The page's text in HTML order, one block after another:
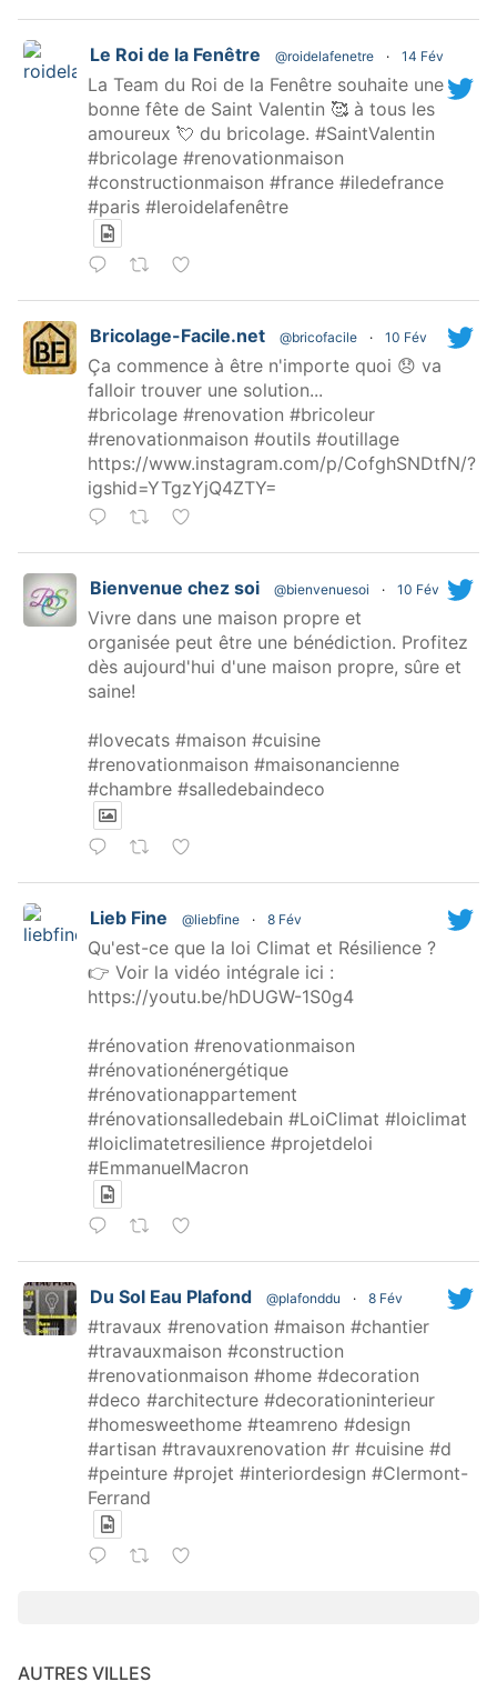
Le Roi de la Fenêtre @roidelafenetre · 14 Fév
La Team du Roi de la Fenêtre souhaite une
bonne fête de Saint Valentin 🥰 à tous les
amoureux 💘 du bricolage. #SaintValentin
#bricolage #renovationmaison
#constructionmaison #france #iledefrance
#paris #leroidelafenêtre
Bricolage-Facile.net @bricofacile · 10 Fév
Ça commence à être n'importe quoi 😞 va
falloir trouver une solution...
#bricolage #renovation #bricoleur
#renovationmaison #outils #outillage
https://www.instagram.com/p/CofghSNDtfN/?
igshid=YTgzYjQ4ZTY=
Bienvenue chez soi @bienvenuesoi · 10 Fév
Vivre dans une maison propre et
organisée peut être une bénédiction. Profitez
dès aujourd'hui d'une maison propre, sûre et
saine!
#lovecats #maison #cuisine
#renovationmaison #maisonancienne
#chambre #salledebaindeco
Lieb Fine @liebfine · 8 Fév
Qu'est-ce que la loi Climat et Résilience ?
👉 Voir la vidéo intégrale ici :
https://youtu.be/hDUGW-1S0g4
#rénovation #renovationmaison
#rénovationénergétique
#rénovationappartement
#rénovationsalledebain #LoiClimat #loiclimat
#loiclimatetresilience #projetdeloi
#EmmanuelMacron
Du Sol Eau Plafond @plafonddu · 8 Fév
#travaux #renovation #maison #chantier
#travauxmaison #construction
#renovationmaison #home #decoration
#deco #architecture #decorationinterieur
#homesweethome #teamreno #design
#artisan #travauxrenovation #r #cuisine #d
#peinture #projet #interiordesign #Clermont-
Ferrand
AUTRES VILLES